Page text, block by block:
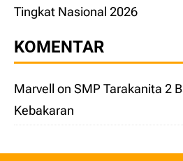
Tingkat Nasional 2026
KOMENTAR
Marvell on SMP Tarakanita 2
Kebakaran